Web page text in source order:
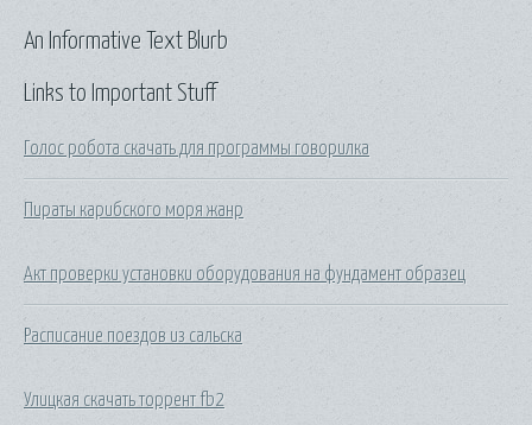
Links to Important Stuff
Голос робота скачать для программы говорилка
Пираты карибского моря жанр
Акт проверки установки оборудования на фундамент образец
Расписание поездов из сальска
Улицкая скачать торрент fb2
An Informative Text Blurb